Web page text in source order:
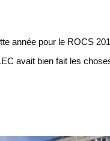
année pour le ROCS
avait bien fait les